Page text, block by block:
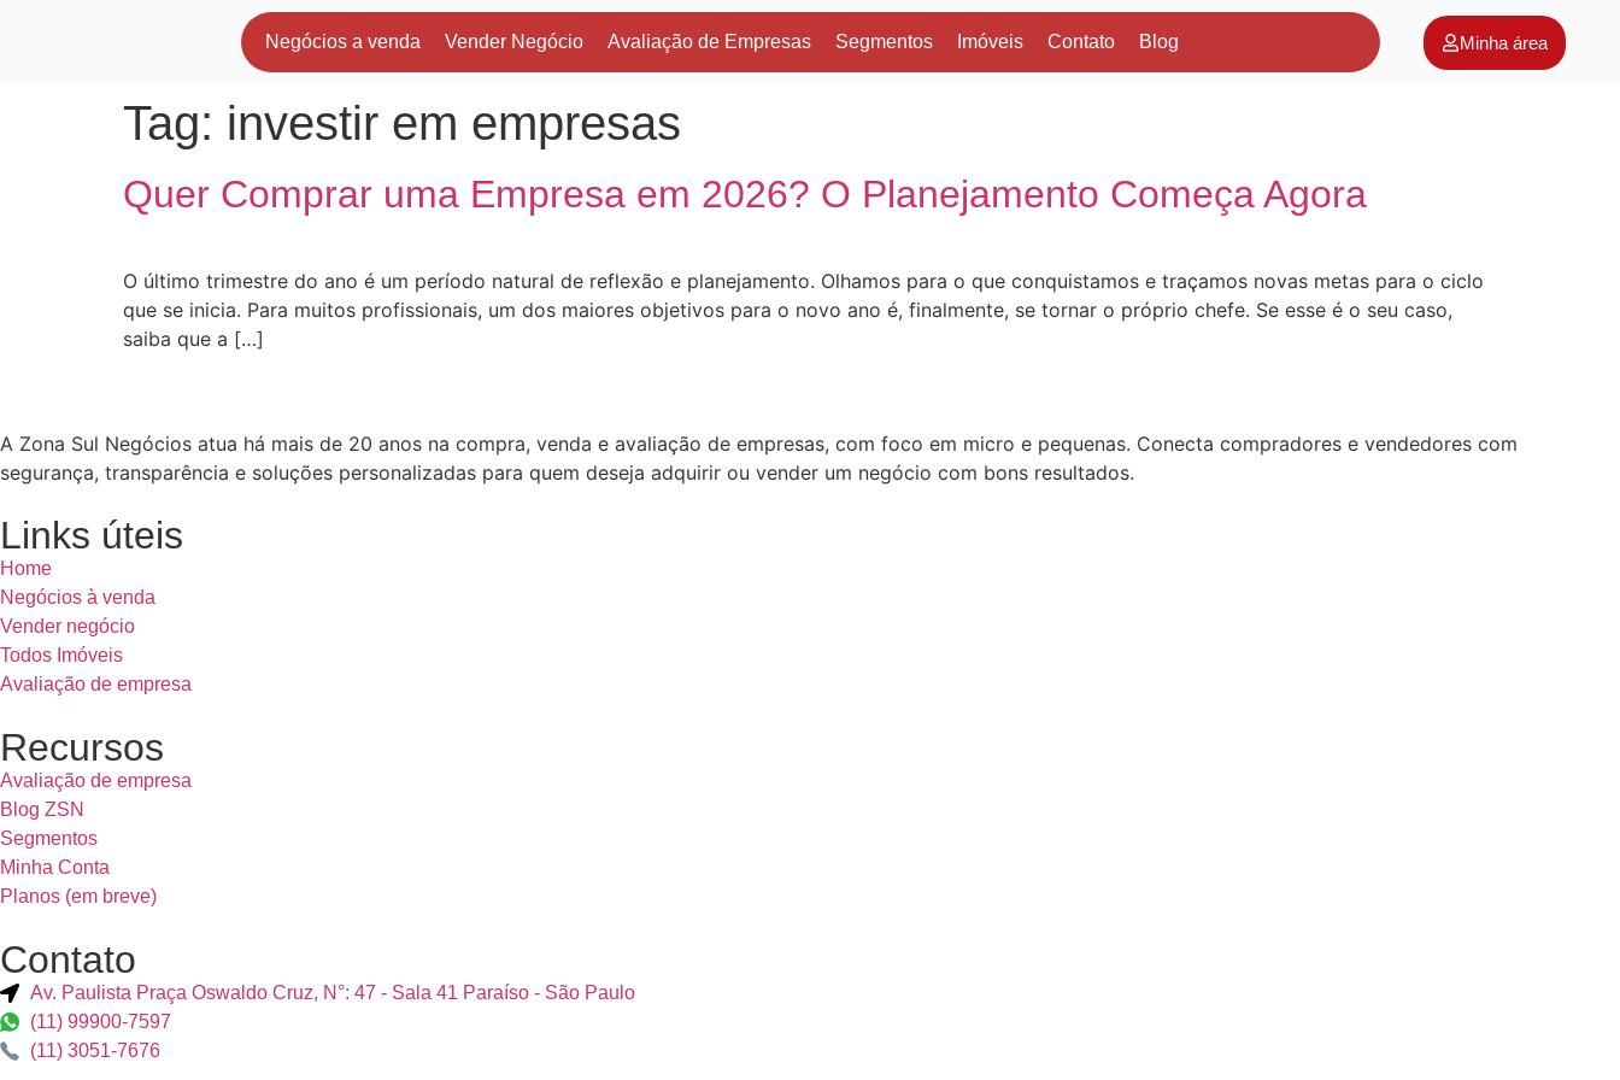
Negócios a venda Vender Negócio Avaliação de Empresas Segmentos Imóveis Contato Blog Minha área
Tag: investir em empresas
Quer Comprar uma Empresa em 2026? O Planejamento Começa Agora
O último trimestre do ano é um período natural de reflexão e planejamento. Olhamos para o que conquistamos e traçamos novas metas para o ciclo
que se inicia. Para muitos profissionais, um dos maiores objetivos para o novo ano é, finalmente, se tornar o próprio chefe. Se esse é o seu caso,
saiba que a […]
A Zona Sul Negócios atua há mais de 20 anos na compra, venda e avaliação de empresas, com foco em micro e pequenas. Conecta compradores e vendedores com
segurança, transparência e soluções personalizadas para quem deseja adquirir ou vender um negócio com bons resultados.
Links úteis
Home
Negócios à venda
Vender negócio
Todos Imóveis
Avaliação de empresa
Recursos
Avaliação de empresa
Blog ZSN
Segmentos
Minha Conta
Planos (em breve)
Contato
Av. Paulista Praça Oswaldo Cruz, N°: 47 - Sala 41 Paraíso - São Paulo
(11) 99900-7597
(11) 3051-7676